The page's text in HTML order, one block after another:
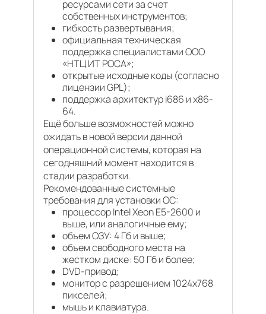
ресурсами сети за счет
собственных инструментов;
гибкость развертывания;
официальная техническая
поддержка специалистами ООО
«НТЦ ИТ РОСА»;
открытые исходные коды (согласно
лицензии GPL);
поддержка архитектур i686 и x86-
64.
Ещё больше возможностей можно
ожидать в новой версии данной
операционной системы, которая на
сегодняшний момент находится в
стадии разработки.
Рекомендованные системные
требования для установки ОС:
процессор Intel Xeon E5-2600 и
выше, или аналогичные ему;
объем ОЗУ: 4 Гб и выше;
объем свободного места на
жестком диске: 50 Гб и более;
DVD-привод;
монитор с разрешением 1024х768
пикселей;
мышь и клавиатура.